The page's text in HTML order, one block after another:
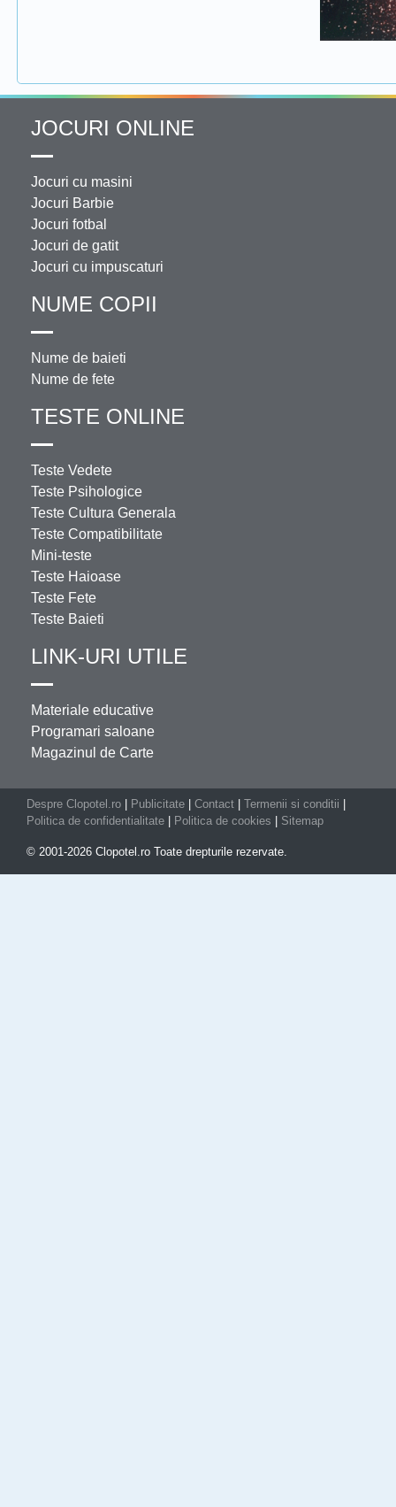
JOCURI ONLINE
Jocuri cu masini
Jocuri Barbie
Jocuri fotbal
Jocuri de gatit
Jocuri cu impuscaturi
NUME COPII
Nume de baieti
Nume de fete
TESTE ONLINE
Teste Vedete
Teste Psihologice
Teste Cultura Generala
Teste Compatibilitate
Mini-teste
Teste Haioase
Teste Fete
Teste Baieti
LINK-URI UTILE
Materiale educative
Programari saloane
Magazinul de Carte
Despre Clopotel.ro Publicitate Contact Termenii si conditii
Politica de confidentialitate
Politica de cookies Sitemap
© 2001-2026 Clopotel.ro Toate drepturile rezervate.